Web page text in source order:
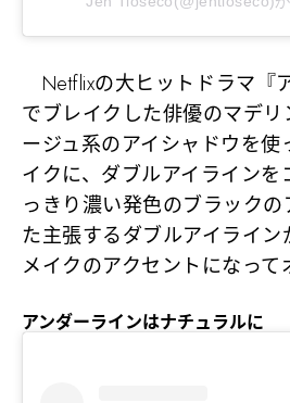
Netflixの大ヒットドラマ『
でブレイクした俳優のマデ
ージュ系のアイシャドウを使
イクに、ダブルアイラインを
っきり濃い発色のブラック
た主張するダブルアイライン
メイクのアクセントになって
アンダーラインはナチュラルに